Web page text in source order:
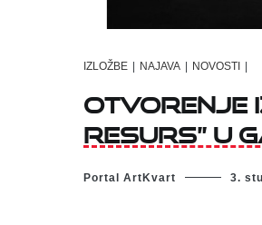
IZLOŽBE NAJAVA NOVOSTI
Otvorenje
resurs” u
Portal ArtKvart 3.